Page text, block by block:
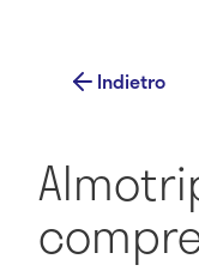
Indietro